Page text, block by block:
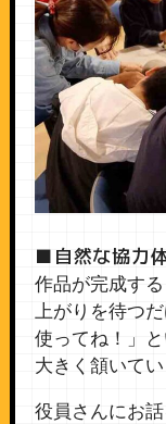
■自然な協力
作品が完成す
上がりを待つ
使ってね！」
大きく頷いてい
役員さんにお